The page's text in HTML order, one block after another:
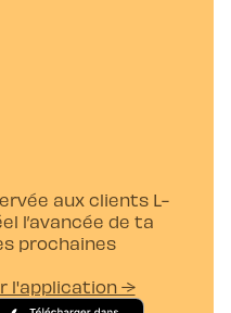
aux clients L-
l’avancée de ta
prochaines
l'application →